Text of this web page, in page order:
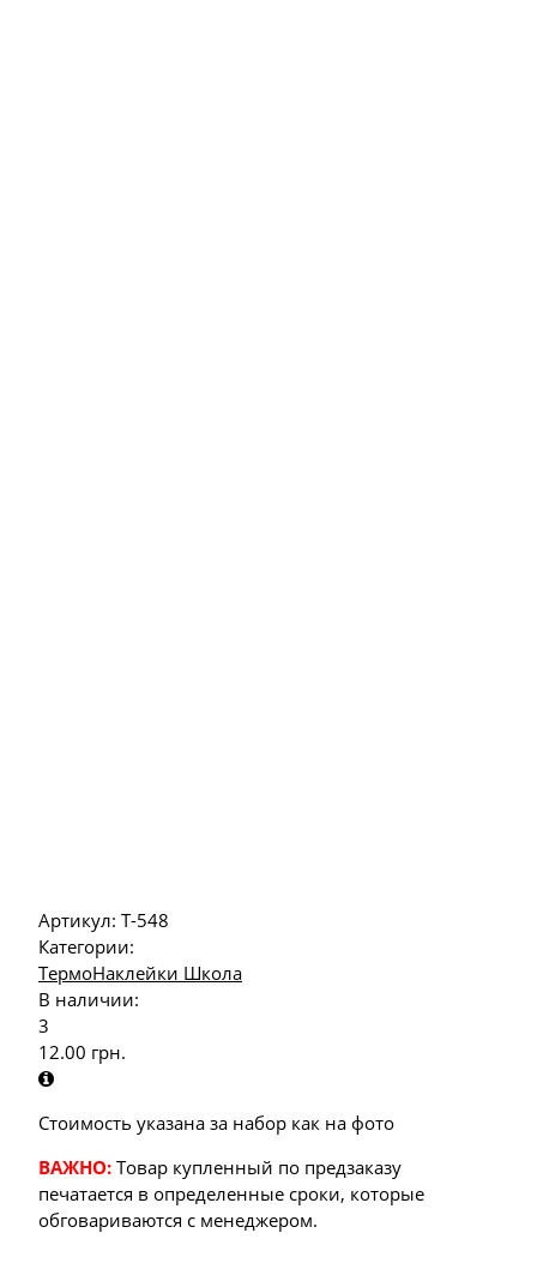
Артикул: Т-548
Категории:
ТермоНаклейки Школа
В наличии:
3
12.00 грн.
Стоимость указана за набор как на фото
ВАЖНО: Товар купленный по предзаказу
печатается в определенные сроки, которые
обговариваются с менеджером.